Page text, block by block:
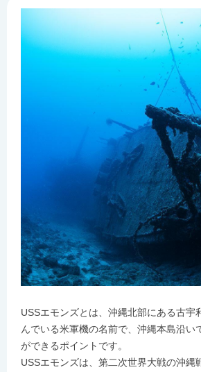
USSエモンズとは、沖縄北部にある古宇
んでいる米軍機の名前で、沖縄本島沿い
ができるポイントです。
USSエモンズは、第二次世界大戦の沖縄